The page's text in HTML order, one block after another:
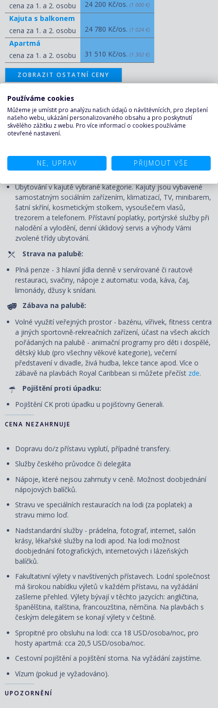
cena za 1. a 2. osobu 24 200 Kč/os. (1 000 €)
Kajuta s balkonem
cena za 1. a 2. osobu
24 780 Kč/os. (1 024 €)
Apartmá
cena za 1. a 2. osobu
31 510 Kč/os. (1 302 €)
ZOBRAZIT OSTATNÍ CENY
KALKULAČKA A POPTÁVKA
PLAVBY ↑
Plavba:
Ubytování v kajutě vybrané kategorie. Kajuty jsou vybavené
samostatným sociálním zařízením, klimatizací, TV, minibarem,
šatní skříní, kosmetickým stolkem, vysoušečem vlasů,
trezorem a telefonem. Přístavní poplatky, portýrské služby při
nalodění a vylodění, denní úklidový servis a výhody Vámi
zvolené třídy ubytování.
Strava na palubě:
Plná penze - 3 hlavní jídla denně v servírované či rautové
restauraci, svačiny, nápoje z automatu: voda, káva, čaj,
limonády, džusy k snídani.
Zábava na palubě:
Volné využití veřejných prostor - bazénu, vířivek, fitness centra
a jiných sportovně-rekreačních zařízení, účast na všech akcích
pořádaných na palubě - animační programy pro děti i dospělé,
dětský klub (pro všechny věkové kategorie), večerní
představení v divadle, živá hudba, lekce tance apod. Více o
zábavě na plavbách Royal Caribbean si můžete přečíst zde.
Pojištění proti úpadku:
Pojištění CK proti úpadku u pojišťovny Generali.
CENA NEZAHRNUJE
Dopravu do/z přístavu vyplutí, případné transfery.
Služby českého průvodce či delegáta
Nápoje, které nejsou zahrnuty v ceně. Možnost doobjednání
nápojových balíčků.
Stravu ve speciálních restauracích na lodi (za poplatek) a
stravu mimo loď.
Nadstandardní služby - prádelna, fotograf, internet, salón
krásy, lékařské služby na lodi apod. Na lodi možnost
doobjednání fotografických, internetových i lázeňských
balíčků.
Fakultativní výlety v navštívených přístavech. Lodní společnost
má širokou nabídku výletů v každém přístavu, na vyžádání
zašleme přehled. Výlety bývají v těchto jazycích: angličtina,
španělština, italština, francouzština, němčina. Na plavbách s
českým delegátem se konají výlety v češtině.
Spropitné pro obsluhu na lodi: cca 18 USD/osoba/noc, pro
hosty apartmá: cca 20,5 USD/osoba/noc.
Cestovní pojištění a pojištění storna. Na vyžádání zajistíme.
Vízum (pokud je vyžadováno).
UPOZORNĚNÍ
Používáme cookies
Můžeme je umístit pro analýzu našich údajů o návštěvnících, pro zlepšení
našeho webu, ukázání personalizovaného obsahu a pro poskytnutí
skvělého zážitku z webu. Pro více informací o cookies používáme
otevřené nastavení.
NE, UPRAV PŘIJMOUT VŠE